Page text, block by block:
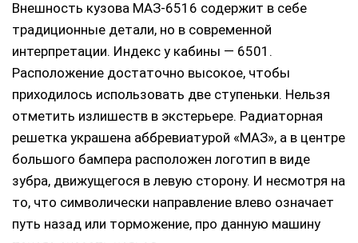
Внешность кузова МАЗ-6516 содержит в себе
традиционные детали, но в современной
интерпретации. Индекс у кабины — 6501.
Расположение достаточно высокое, чтобы
приходилось использовать две ступеньки. Нельзя
отметить излишеств в экстерьере. Радиаторная
решетка украшена аббревиатурой «МАЗ», а в центре
большого бампера расположен логотип в виде
зубра, движущегося в левую сторону. И несмотря на
то, что символически направление влево означает
путь назад или торможение, про данную машину